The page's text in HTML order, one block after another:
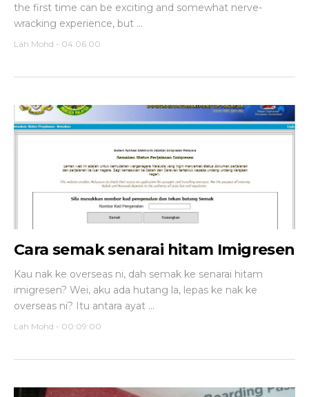
the first time can be exciting and somewhat nerve-
wracking experience, but ...
Lah Mohd - 04:06:00
Cara semak senarai hitam Imigresen
Kau nak ke overseas ni, dah semak ke senarai hitam
imigresen? Wei, aku ada hutang la, lepas ke nak ke
overseas ni? Itu antara ayat ...
Lah Mohd - 00:09:00